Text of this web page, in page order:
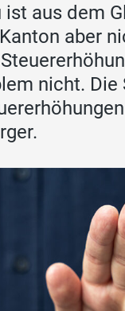
aus dem
aber
nicht. Die